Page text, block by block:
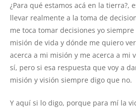
¿Para qué estamos acá en la tierra?,
llevar realmente a la toma de
me toca tomar decisiones yo
misión de vida y dónde me quiero
acerca a mi misión y me acerca a mi
sí, pero si esa respuesta que voy a
misión y visión siempre digo que no.
Y aquí si lo digo, porque para mí la